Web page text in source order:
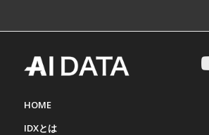
HOME
IDXとは